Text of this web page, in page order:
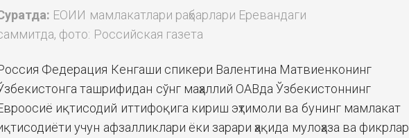
ЕОИИ мамлакатлари раҳбарлари Еревандаги
фото: Российская газета
Федерация Кенгаши спикери Валентина Матвиенконинг
ташрифидан сўнг маҳаллий ОАВда Ўзбекистоннинг
иқтисодий иттифоқига кириш эҳтимоли ва бунинг мамлакат
учун афзалликлари ёки зарари ҳақида мулоҳаза ва фикрлар